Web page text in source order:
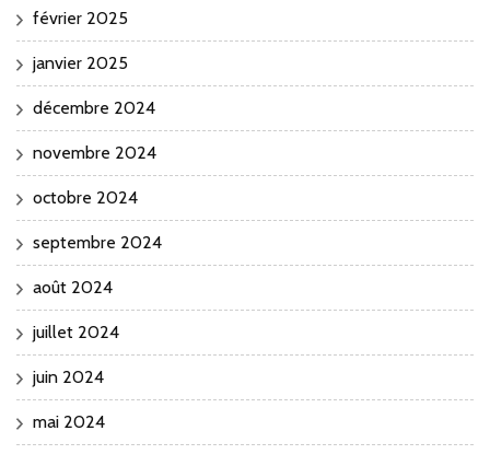
février 2025
janvier 2025
décembre 2024
novembre 2024
octobre 2024
septembre 2024
août 2024
juillet 2024
juin 2024
mai 2024